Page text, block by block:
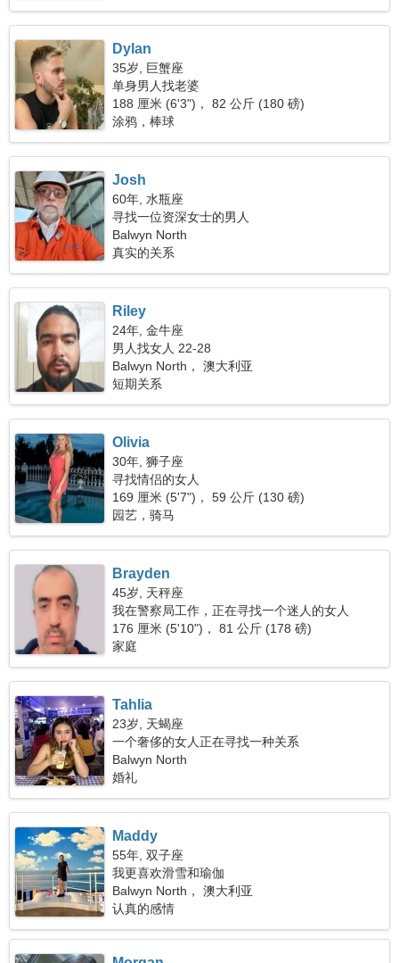
Dylan
35岁, 巨蟹座
单身男人找老婆
188 厘米 (6'3")， 82 公斤 (180 磅)
涂鸦，棒球
Josh
60年, 水瓶座
寻找一位资深女士的男人
Balwyn North
真实的关系
Riley
24年, 金牛座
男人找女人 22-28
Balwyn North， 澳大利亚
短期关系
Olivia
30年, 狮子座
寻找情侣的女人
169 厘米 (5'7")， 59 公斤 (130 磅)
园艺，骑马
Brayden
45岁, 天秤座
我在警察局工作，正在寻找一个迷人的女人
176 厘米 (5'10")， 81 公斤 (178 磅)
家庭
Tahlia
23岁, 天蝎座
一个奢侈的女人正在寻找一种关系
Balwyn North
婚礼
Maddy
55年, 双子座
我更喜欢滑雪和瑜伽
Balwyn North， 澳大利亚
认真的感情